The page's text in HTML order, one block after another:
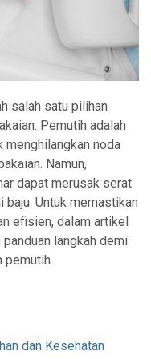
salah satu pilihan
Pemutih adalah
noda
Namun,
dapat merusak serat
baju. Untuk memastikan
efisien, dalam artikel
langkah demi
pemutih.
dan Kesehatan